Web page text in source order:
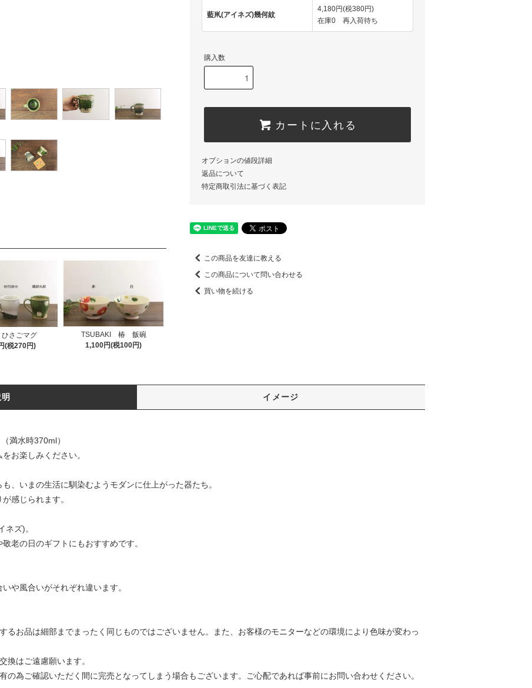
ひさごマグ
(税270円)
TSUBAKI 椿 飯碗
1,100円(税100円)
藍鼡(アイネズ)幾何紋
4,180円(税380円)
在庫0 再入荷待ち
購入数
カートに入れる
オプションの値段詳細
返品について
特定商取引法に基づく表記
この商品を友達に教える
この商品について問い合わせる
買い物を続ける
イメージ
満水時370ml）
お楽しみください。
、いまの生活に馴染むようモダンに仕上がった器たち。
感じられます。
ズ)。
老の日のギフトにもおすすめです。
や風合いがそれぞれ違います。
るお品は細部までまったく同じものではございません。また、お客様のモニターなどの環境により色味が変わっ
換はご遠慮願います。
の為ご確認いただく間に完売となってしまう場合もございます。ご心配であれば事前にお問い合わせください。